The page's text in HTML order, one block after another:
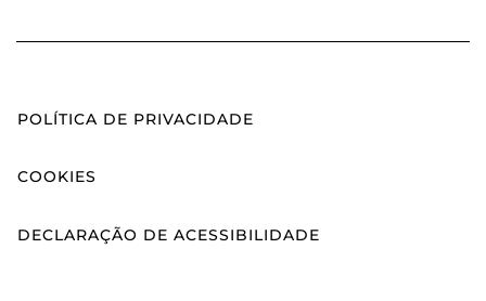
POLÍTICA DE PRIVACIDADE
COOKIES
DECLARAÇÃO DE ACESSIBILIDADE